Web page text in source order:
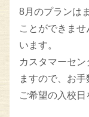
8月のプランは
ことができま
います。
カスタマーセ
ますので、お
ご希望の入校日